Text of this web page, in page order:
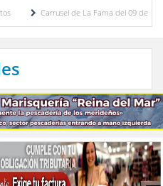
Carrusel de La Fama del 09 de agosto